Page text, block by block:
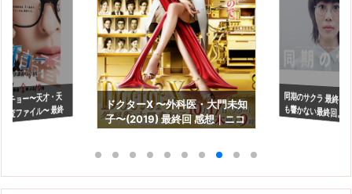
チョー〜天才・天
査ファイル〜 最終
を認める事の大
ドクターX 〜外科医・大門未知
子〜(2019) 最終回 感想｜ニコ
同期のサクラ 最終回
も響かない最終回
こうなった？